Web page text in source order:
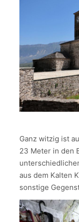
Ganz witzig ist
23 Meter in den
aus dem Kalten
sonstige